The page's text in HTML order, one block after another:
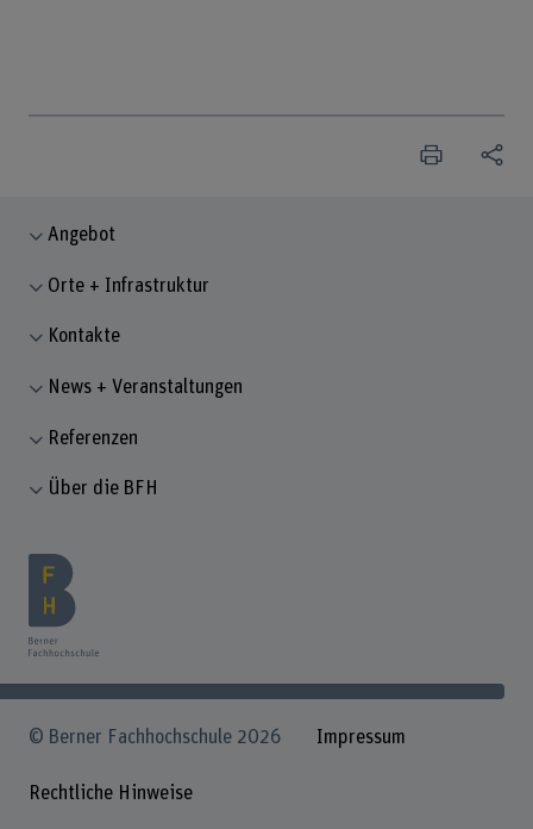
Angebot
Orte + Infrastruktur
Kontakte
News + Veranstaltungen
Referenzen
Über die BFH
© Berner Fachhochschule 2026 Impressum
Rechtliche Hinweise